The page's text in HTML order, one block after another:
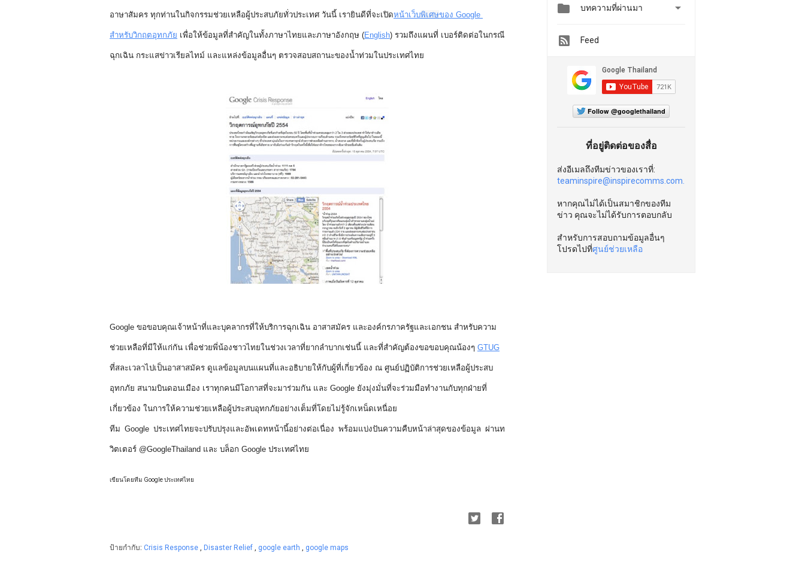
อาษาสัมคร ทุกท่านในกิจกรรมช่วยเหลือผู้ประสบภัยทั่วประเทศ วันนี้ เรายินดีที่จะเปิดหน้าเว็บพิเศษของ Google
สำหรับวิกฤตอุทกภัย เพื่อให้ข้อมูลที่สำคัญในทั้งภาษาไทยและภาษาอังกฤษ (English) รวมถึงแผนที่ เบอร์ติดต่อในกรณี
ฉุกเฉิน กระแสข่าวเรียลไทม์ และแหล่งข้อมูลอื่นๆ ตรวจสอบสถานะของน้ำท่วมในประเทศไทย
Google ขอขอบคุณเจ้าหน้าที่และบุคลากรที่ให้บริการฉุกเฉิน อาสาสมัคร และองค์กรภาครัฐและเอกชน สำหรับความ
ช่วยเหลือที่มีให้แก่กัน เพื่อช่วยพี่น้องชาวไทยในช่วงเวลาที่ยากลำบากเช่นนี้ และที่สำคัญต้องขอขอบคุณน้องๆ GTUG
ที่สละเวลาไปเป็นอาสาสมัคร ดูแลข้อมูลบนแผนที่และอธิบายให้กับผู้ที่เกี่ยวข้อง ณ ศูนย์ปฏิบัติการช่วยเหลือผู้ประสบ
อุทกภัย สนามบินดอนเมือง เราทุกคนมีโอกาสที่จะมาร่วมกัน และ Google ยังมุ่งมั่นที่จะร่วมมือทำงานกับทุกฝ่ายที่
เกี่ยวข้อง ในการให้ความช่วยเหลือผู้ประสบอุทกภัยอย่างเต็มที่โดยไม่รู้จักเหน็ดเหนื่อย
ทีม Google ประเทศไทยจะปรับปรุงและอัพเดทหน้านี้อย่างต่อเนื่อง พร้อมแบ่งปันความคืบหน้าล่าสุดของข้อมูล ผ่านท
วิตเตอร์ @GoogleThailand และ บล็อก Google ประเทศไทย
เขียนโดยทีม Google ประเทศไทย
ป้ายกำกับ: Crisis Response , Disaster Relief , google earth , google maps
 บทความที่ผ่านมา 
Feed
Follow @googlethailand
ที่อยู่ติดต่อของสื่อ
ส่งอีเมลถึงทีมข่าวของเราที่:
teaminspire@inspirecomms.com.
หากคุณไม่ได้เป็นสมาชิกของทีม
ข่าว คุณจะไม่ได้รับการตอบกลับ
สำหรับการสอบถามข้อมูลอื่นๆ
โปรดไปที่ศูนย์ช่วยเหลือ